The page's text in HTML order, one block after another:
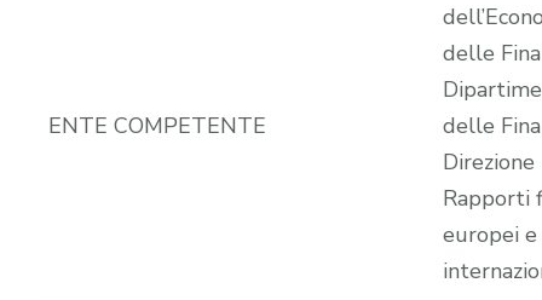
ENTE COMPETENTE
delle
delle
Direzione
Rapporti
europei e